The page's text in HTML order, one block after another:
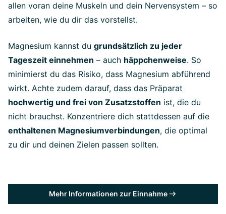
allen voran deine Muskeln und dein Nervensystem – so
arbeiten, wie du dir das vorstellst.
Magnesium kannst du grundsätzlich zu jeder
Tageszeit einnehmen – auch häppchenweise. So
minimierst du das Risiko, dass Magnesium abführend
wirkt. Achte zudem darauf, dass das Präparat
hochwertig und frei von Zusatzstoffen ist, die du
nicht brauchst. Konzentriere dich stattdessen auf die
enthaltenen Magnesiumverbindungen, die optimal
zu dir und deinen Zielen passen sollten.
Mehr Informationen zur Einnahme